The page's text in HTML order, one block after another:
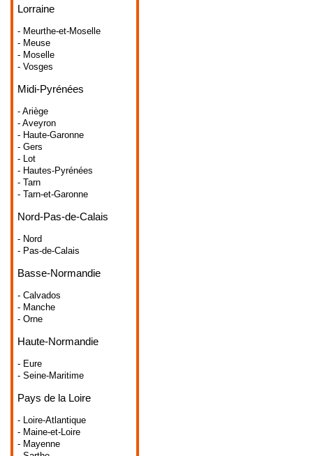
Lorraine
- Meurthe-et-Moselle
- Meuse
- Moselle
- Vosges
Midi-Pyrénées
- Ariège
- Aveyron
- Haute-Garonne
- Gers
- Lot
- Hautes-Pyrénées
- Tarn
- Tarn-et-Garonne
Nord-Pas-de-Calais
- Nord
- Pas-de-Calais
Basse-Normandie
- Calvados
- Manche
- Orne
Haute-Normandie
- Eure
- Seine-Maritime
Pays de la Loire
- Loire-Atlantique
- Maine-et-Loire
- Mayenne